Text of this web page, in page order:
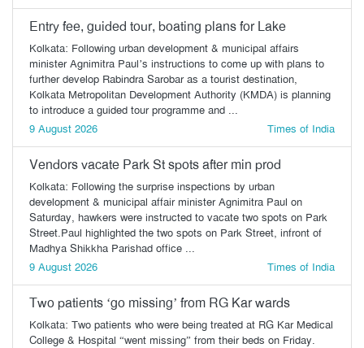
Entry fee, guided tour, boating plans for Lake
Kolkata: Following urban development & municipal affairs
minister Agnimitra Paul’s instructions to come up with plans to
further develop Rabindra Sarobar as a tourist destination,
Kolkata Metropolitan Development Authority (KMDA) is planning
to introduce a guided tour programme and ...
9 August 2026
Times of India
Vendors vacate Park St spots after min prod
Kolkata: Following the surprise inspections by urban
development & municipal affair minister Agnimitra Paul on
Saturday, hawkers were instructed to vacate two spots on Park
Street.Paul highlighted the two spots on Park Street, infront of
Madhya Shikkha Parishad office ...
9 August 2026
Times of India
Two patients ‘go missing’ from RG Kar wards
Kolkata: Two patients who were being treated at RG Kar Medical
College & Hospital “went missing” from their beds on Friday.